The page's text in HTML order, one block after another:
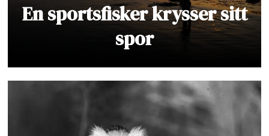
En sportsfisker krysser sitt
spor